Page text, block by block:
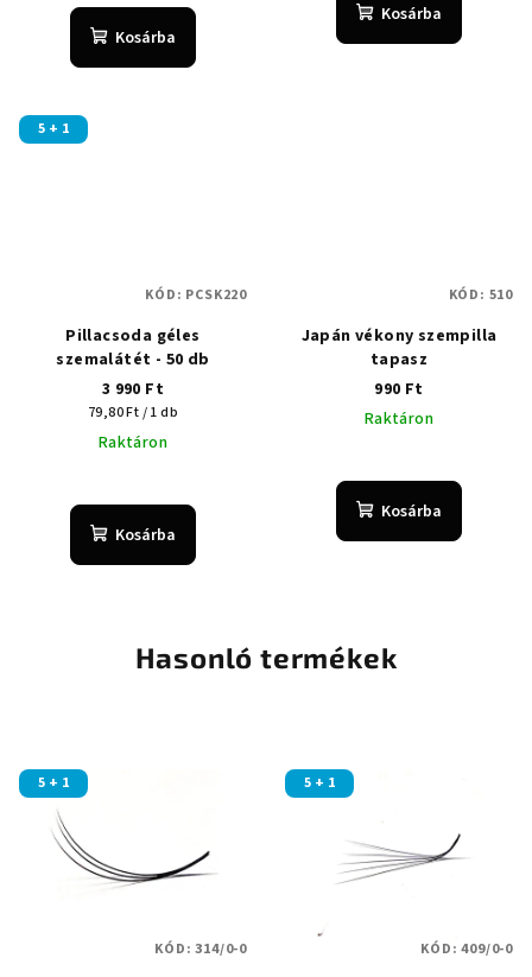
Kosárba
Kosárba
5 + 1
Pillacsoda géles
szemalátét - 50 db
3 990 Ft
Egységár:
79,80 Ft / 1 db
Raktáron
termék
átlagos
értékelése
csillag.
Kosárba
KÓD: PCSK220
Japán vékony szempilla
tapasz
990 Ft
Raktáron
Kosárba
KÓD: 510
Hasonló termékek
5 + 1
KÓD:314/0-0
5 + 1
KÓD:409/0-0